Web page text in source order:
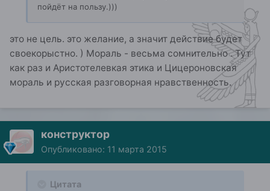
пойдёт на пользу.)))
это не цель. это желание, а значит действие будет
своекорыстно. ) Мораль - весьма сомнительно . Тут
как раз и Аристотелевкая этика и Цицероновская
мораль и русская разговорная нравственность.
конструктор
Опубликовано: 11 марта 2015
Цитата